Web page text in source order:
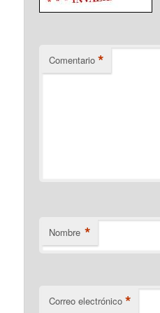
Comentario *
Nombre *
Correo electrónico *